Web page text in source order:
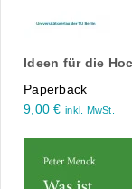
Ideen für die
Paperback
9,00€ inkl. MwSt.